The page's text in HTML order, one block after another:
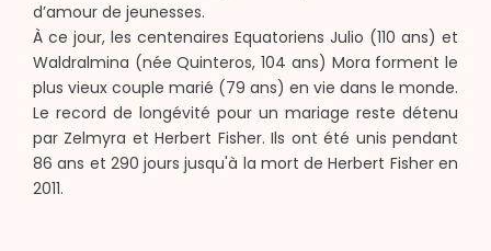
d’amour de jeunesses.
À ce jour, les centenaires Equatoriens Julio (110 ans) et
Waldralmina (née Quinteros, 104 ans) Mora forment le
plus vieux couple marié (79 ans) en vie dans le monde.
Le record de longévité pour un mariage reste détenu
par Zelmyra et Herbert Fisher. Ils ont été unis pendant
86 ans et 290 jours jusqu'à la mort de Herbert Fisher en
2011.